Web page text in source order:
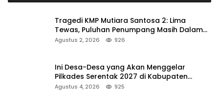
Tragedi KMP Mutiara Santosa 2: Lima
Tewas, Puluhan Penumpang Masih Dalam
Pencarian
Agustus 2, 2026 926
Ini Desa-Desa yang Akan Menggelar
Pilkades Serentak 2027 di Kabupaten
Sumenep
Agustus 4, 2026 925